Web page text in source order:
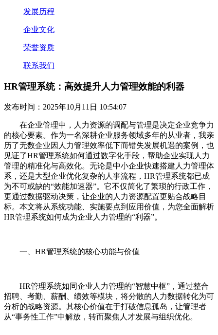
发展历程
企业文化
荣誉资质
联系我们
HR管理系统：高效提升人力管理效能的利器
发布时间：2025年10月11日 10:54:07
在企业管理中，人力资源的调配与管理是决定企业竞争力
的核心要素。作为一名深耕企业服务领域多年的从业者，我亲
历了无数企业因人力管理效率低下而错失发展机遇的案例，也
见证了HR管理系统如何通过数字化手段，帮助企业实现人力
管理的精准化与高效化。无论是中小企业快速搭建人力管理体
系，还是大型企业优化复杂的人事流程，HR管理系统都已成
为不可或缺的“效能加速器”。它不仅简化了繁琐的行政工作，
更通过数据驱动决策，让企业的人力资源配置更贴合战略目
标。本文将从系统功能、实施要点到应用价值，为您全面解析
HR管理系统如何成为企业人力管理的“利器”。
一、HR管理系统的核心功能与价值
HR管理系统如同企业人力管理的“智慧中枢”，通过整合
招聘、考勤、薪酬、绩效等模块，将分散的人力数据转化为可
分析的战略资源。其核心价值在于打破信息孤岛，让管理者
从“事务性工作”中解放，转而聚焦人才发展与组织优化。